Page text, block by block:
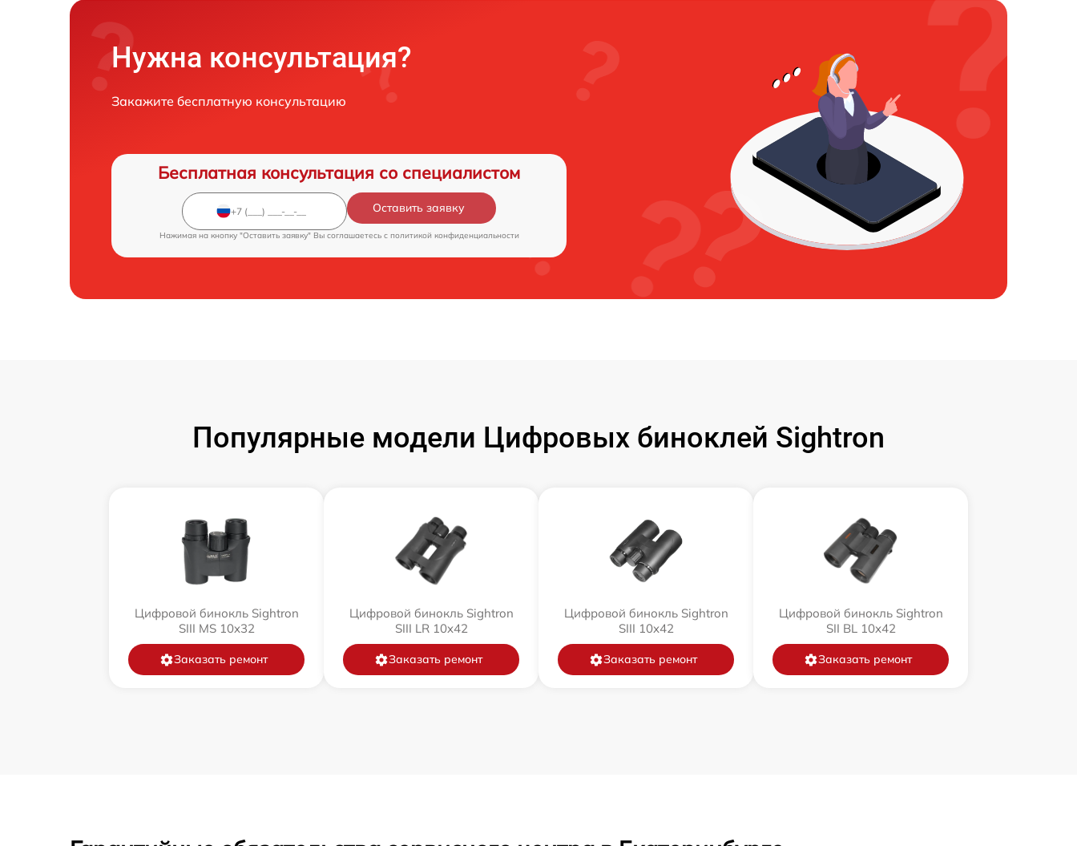
Нужна консультация?
Закажите бесплатную консультацию
Бесплатная консультация со специалистом
Оставить заявку
Нажимая на кнопку "Оставить заявку" Вы соглашаетесь c политикой конфиденциальности
Популярные модели Цифровых биноклей Sightron
Цифровой бинокль Sightron
SIII MS 10x32
Заказать ремонт
Цифровой бинокль Sightron
SIII LR 10x42
Заказать ремонт
Цифровой бинокль Sightron
SIII 10x42
Заказать ремонт
Цифровой бинокль Sightron
SII BL 10x42
Заказать ремонт